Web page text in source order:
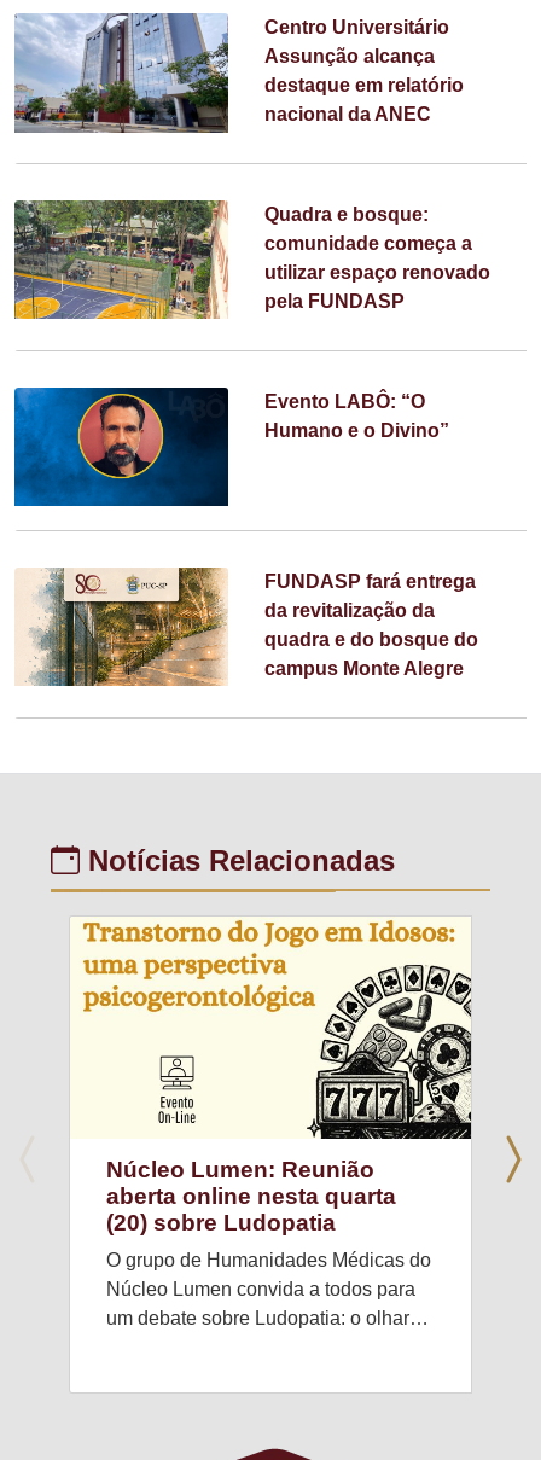
Centro Universitário
Assunção alcança
destaque em relatório
nacional da ANEC
Quadra e bosque:
comunidade começa a
utilizar espaço renovado
pela FUNDASP
Evento LABÔ: “O
Humano e o Divino”
FUNDASP fará entrega
da revitalização da
quadra e do bosque do
campus Monte Alegre
Notícias Relacionadas
Núcleo Lumen: Reunião
aberta online nesta quarta
(20) sobre Ludopatia
O grupo de Humanidades Médicas do
Núcleo Lumen convida a todos para
um debate sobre Ludopatia: o olhar…